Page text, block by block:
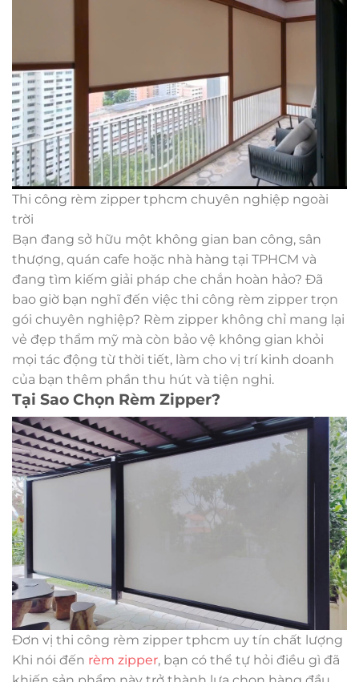
Thi công rèm zipper tphcm chuyên nghiệp ngoài
trời
Bạn đang sở hữu một không gian ban công, sân
thượng, quán cafe hoặc nhà hàng tại TPHCM và
đang tìm kiếm giải pháp che chắn hoàn hảo? Đã
bao giờ bạn nghĩ đến việc thi công rèm zipper trọn
gói chuyên nghiệp? Rèm zipper không chỉ mang lại
vẻ đẹp thẩm mỹ mà còn bảo vệ không gian khỏi
mọi tác động từ thời tiết, làm cho vị trí kinh doanh
của bạn thêm phần thu hút và tiện nghi.
Tại Sao Chọn Rèm Zipper?
Đơn vị thi công rèm zipper tphcm uy tín chất lượng
Khi nói đến rèm zipper, bạn có thể tự hỏi điều gì đã